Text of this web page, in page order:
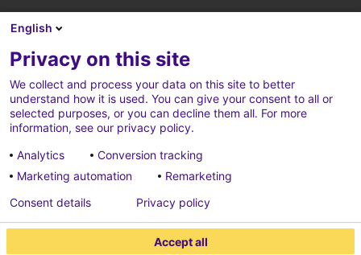
Note legali Cookie policy
Cookies parameters Privacy policy
English
Privacy on this site
We collect and process your data on this site to better
understand how it is used. You can give your consent to all or
selected purposes, or you can decline them all. For more
information, see our privacy policy.
Analytics
Conversion tracking
Marketing automation
Remarketing
Accept all
Consent details Privacy policy